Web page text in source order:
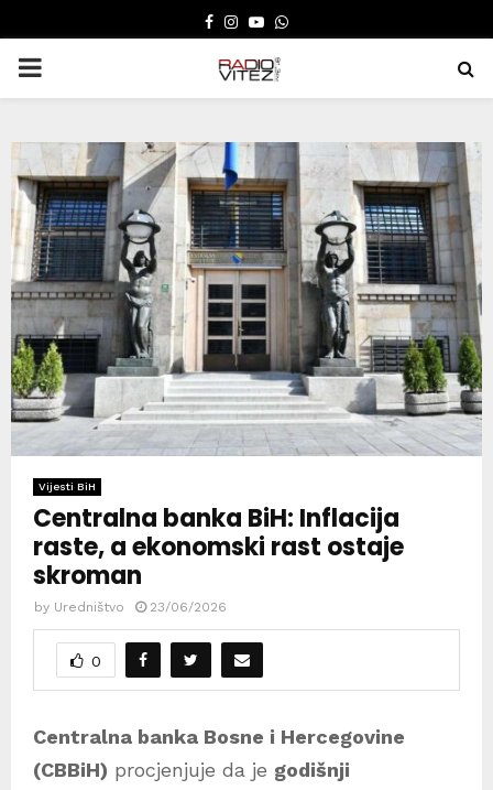
FACEBOOK
INSTAGRAM
YOUTUBE
WHATSAPP
PRIMARY
Vijesti BiH
Centralna banka BiH: Inflacija
raste, a ekonomski rast ostaje
skroman
by Uredništvo 23/06/2026
0
Centralna banka Bosne i Hercegovine
(CBBiH) procjenjuje da je godišnji